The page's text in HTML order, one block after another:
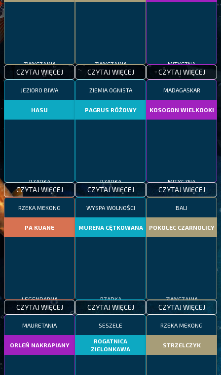
CZYTAJ WIĘCEJ CZYTAJ WIĘCEJ CZYTAJ WIĘCEJ
JEZIORO BIWA
HASU
CZYTAJ WIĘCEJ
ZIEMIA OGNISTA
PAGRUS RÓŻOWY
CZYTAJ WIĘCEJ
MADAGASKAR
KOSOGON WIELKOOKI
CZYTAJ WIĘCEJ
RZEKA MEKONG
PA KUANE
CZYTAJ WIĘCEJ
WYSPA WOLNOŚCI
MURENA CĘTKOWANA
CZYTAJ WIĘCEJ
BALI
POKOLEC CZARNOLICY
CZYTAJ WIĘCEJ
MAURETANIA
ORLEŃ NAKRAPIANY
SESZELE
ROGATNICA
ZIELONKAWA
RZEKA MEKONG
STRZELCZYK